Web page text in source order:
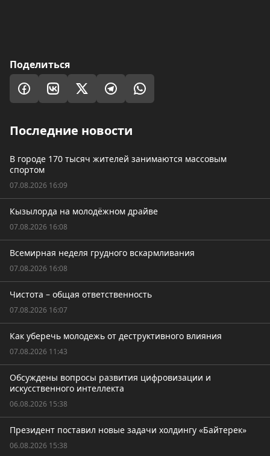
Поделиться
Последние новости
В городе 170 тысяч жителей занимаются массовым
спортом
07.08.2026 16:09
Кызылорда на молодёжном драйве
07.08.2026 16:08
Всемирная неделя грудного вскармливания
07.08.2026 16:08
Чистота – общая ответственность
07.08.2026 16:07
Как уберечь молодежь от деструктивного влияния
07.08.2026 11:43
Обсуждены вопросы развития цифровизации и
искусственного интеллекта
06.08.2026 15:38
Президент поставил новые задачи холдингу «Байтерек»
06.08.2026 15:38